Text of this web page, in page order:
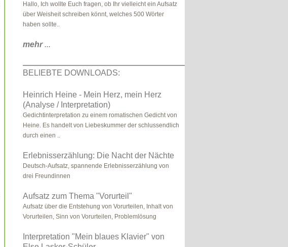
Hallo, Ich wollte Euch fragen, ob Ihr vielleicht ein Aufsatz
über Weisheit schreiben könnt, welches 500 Wörter
haben sollte..
mehr...
BELIEBTE DOWNLOADS:
Heinrich Heine - Mein Herz, mein Herz
(Analyse / Interpretation)
Gedichtinterpretation zu einem romatischen Gedicht von
Heine. Es handelt von Liebeskummer der schlussendlich
durch einen ..
Erlebnisserzählung: Die Nacht der Nächte
Deutsch-Aufsatz, spannende Erlebnisserzählung von
drei Freundinnen
Aufsatz zum Thema "Vorurteil"
Aufsatz über die Entstehung von Vorurteilen, Inhalt von
Vorurteilen, Sinn von Vorurteilen, Problemlösung
Interpretation "Mein blaues Klavier" von